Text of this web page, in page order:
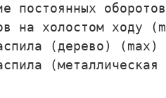
постоянных
на холостом
(дерево)